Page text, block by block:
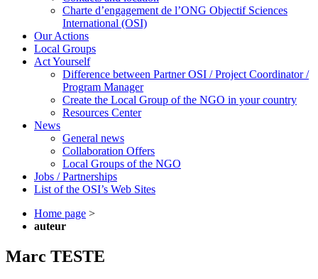
Charte d’engagement de l’ONG Objectif Sciences
International (OSI)
Our Actions
Local Groups
Act Yourself
Difference between Partner OSI / Project Coordinator /
Program Manager
Create the Local Group of the NGO in your country
Resources Center
News
General news
Collaboration Offers
Local Groups of the NGO
Jobs / Partnerships
List of the OSI’s Web Sites
Home page >
auteur
Marc TESTE